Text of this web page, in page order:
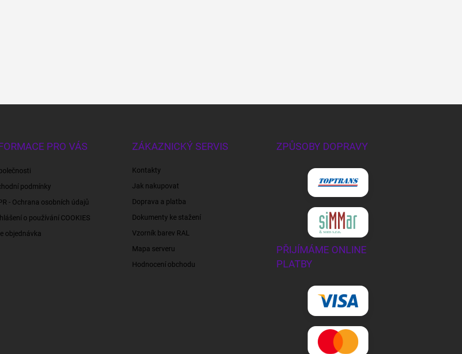
PRO VÁS
podmínky
- Ochrana osobních údajů
o používání COOKIES
objednávka
ZÁKAZNICKÝ SERVIS
Kontakty
Jak nakupovat
Doprava a platba
Dokumenty ke stažení
Vzorník barev RAL
Mapa serveru
Hodnocení obchodu
ZPŮSOBY DOPRAVY
PŘIJÍMÁME ONLINE
PLATBY